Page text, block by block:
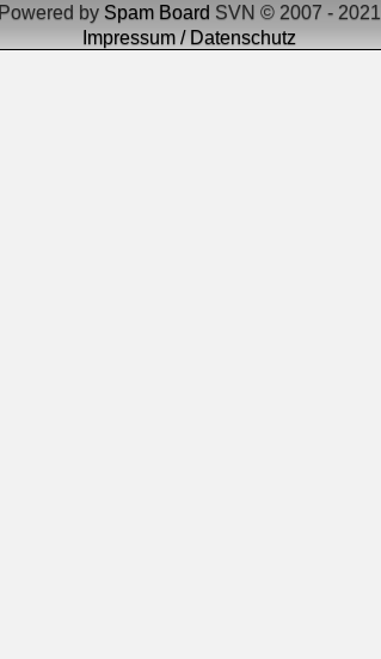
Powered by Spam Board SVN © 2007 - 2021
Impressum / Datenschutz